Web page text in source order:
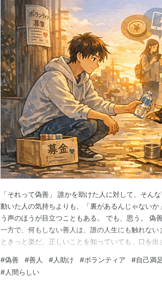
「それって偽善」 誰かを助けた人に対して、そん
動いた人の気持ちよりも、「裏があるんじゃない
う声のほうが目立つこともある。 でも、思う。 偽
一方で、何もしない善人は、誰の人生にも触れな
ときっと楽だ。正しいことを知っていても、口を
動かない。 人助けをする理由が、感謝されたいか
分の心が少し楽になるから。 そんな理由だったとし
#偽善 #善人 #人助け #ボランティア #自己満足
#人間らしい